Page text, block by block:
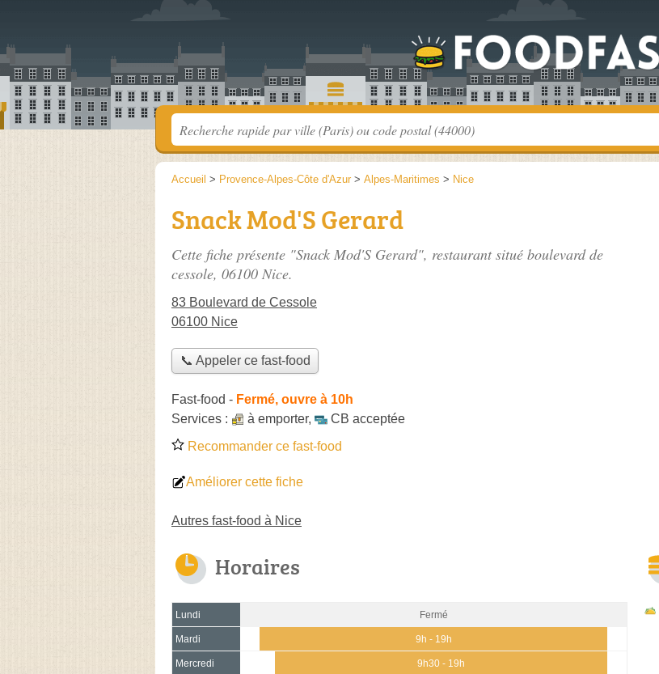
Accueil > Provence-Alpes-Côte d'Azur > Alpes-Maritimes > Nice
Snack Mod'S Gerard
Cette fiche présente "Snack Mod'S Gerard", restaurant situé boulevard de
cessole, 06100 Nice.
83 Boulevard de Cessole
06100 Nice
📞 Appeler ce fast-food
Fast-food - Fermé, ouvre à 10h
Services :
à emporter,
CB acceptée
Recommander ce fast-food
Améliorer cette fiche
Autres fast-food à Nice
Horaires
Lundi Fermé
Mardi 9h - 19h
Mercredi 9h30 - 19h